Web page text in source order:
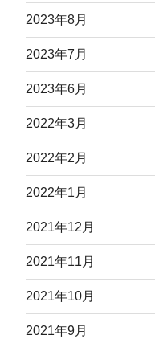
2023年8月
2023年7月
2023年6月
2022年3月
2022年2月
2022年1月
2021年12月
2021年11月
2021年10月
2021年9月